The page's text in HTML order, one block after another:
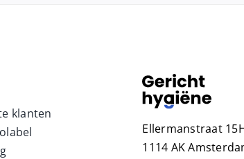
klanten
Ellermanstraat
1114 AK